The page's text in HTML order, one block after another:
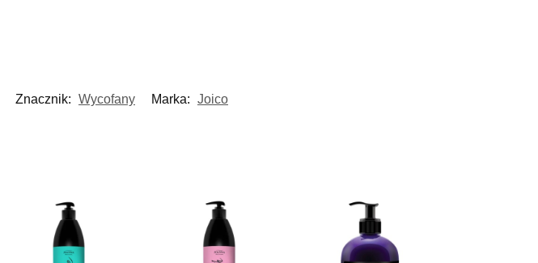
Znacznik: Wycofany Marka: Joico